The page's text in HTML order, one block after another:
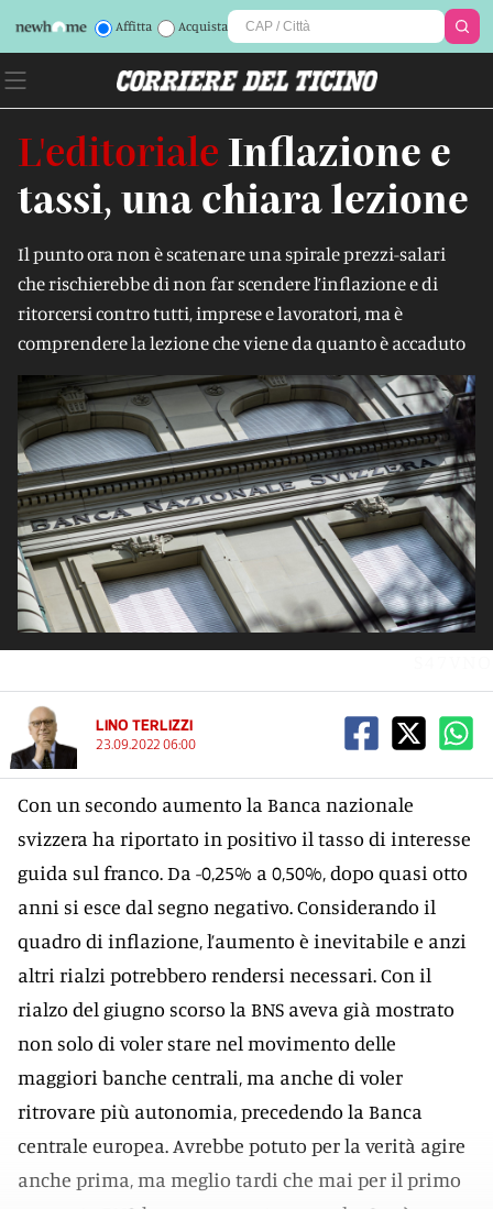
Affitta Acquista
L'editoriale Inflazione e
tassi, una chiara lezione
Il punto ora non è scatenare una spirale prezzi-salari
che rischierebbe di non far scendere l’inflazione e di
ritorcersi contro tutti, imprese e lavoratori, ma è
comprendere la lezione che viene da quanto è accaduto
LINO TERLIZZI
23.09.2022 06:00
Con un secondo aumento la Banca nazionale
svizzera ha riportato in positivo il tasso di interesse
guida sul franco. Da -0,25% a 0,50%, dopo quasi otto
anni si esce dal segno negativo. Considerando il
quadro di inflazione, l’aumento è inevitabile e anzi
altri rialzi potrebbero rendersi necessari. Con il
rialzo del giugno scorso la BNS aveva già mostrato
non solo di voler stare nel movimento delle
maggiori banche centrali, ma anche di voler
ritrovare più autonomia, precedendo la Banca
centrale europea. Avrebbe potuto per la verità agire
anche prima, ma meglio tardi che mai per il primo